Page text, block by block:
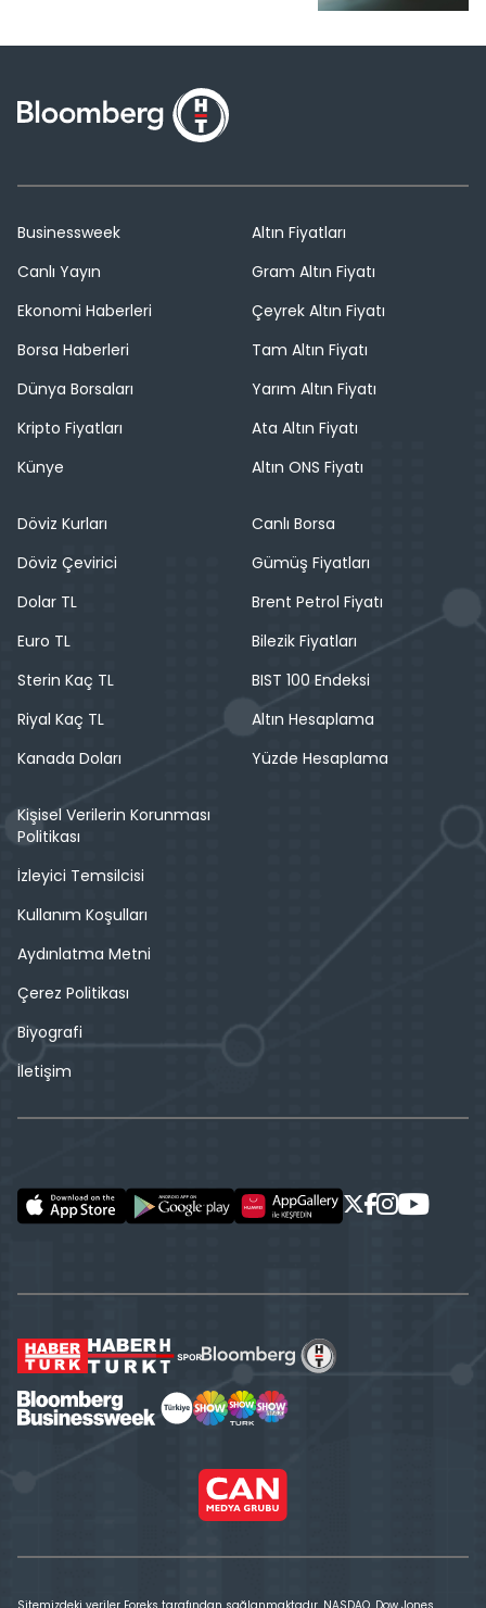
Businessweek
Canlı Yayın
Ekonomi Haberleri
Borsa Haberleri
Dünya Borsaları
Kripto Fiyatları
Künye
Altın Fiyatları
Gram Altın Fiyatı
Çeyrek Altın Fiyatı
Tam Altın Fiyatı
Yarım Altın Fiyatı
Ata Altın Fiyatı
Altın ONS Fiyatı
Döviz Kurları
Döviz Çevirici
Dolar TL
Euro TL
Sterin Kaç TL
Riyal Kaç TL
Kanada Doları
Canlı Borsa
Gümüş Fiyatları
Brent Petrol Fiyatı
Bilezik Fiyatları
BIST 100 Endeksi
Altın Hesaplama
Yüzde Hesaplama
Kişisel Verilerin Korunması
Politikası
İzleyici Temsilcisi
Kullanım Koşulları
Aydınlatma Metni
Çerez Politikası
Biyografi
İletişim